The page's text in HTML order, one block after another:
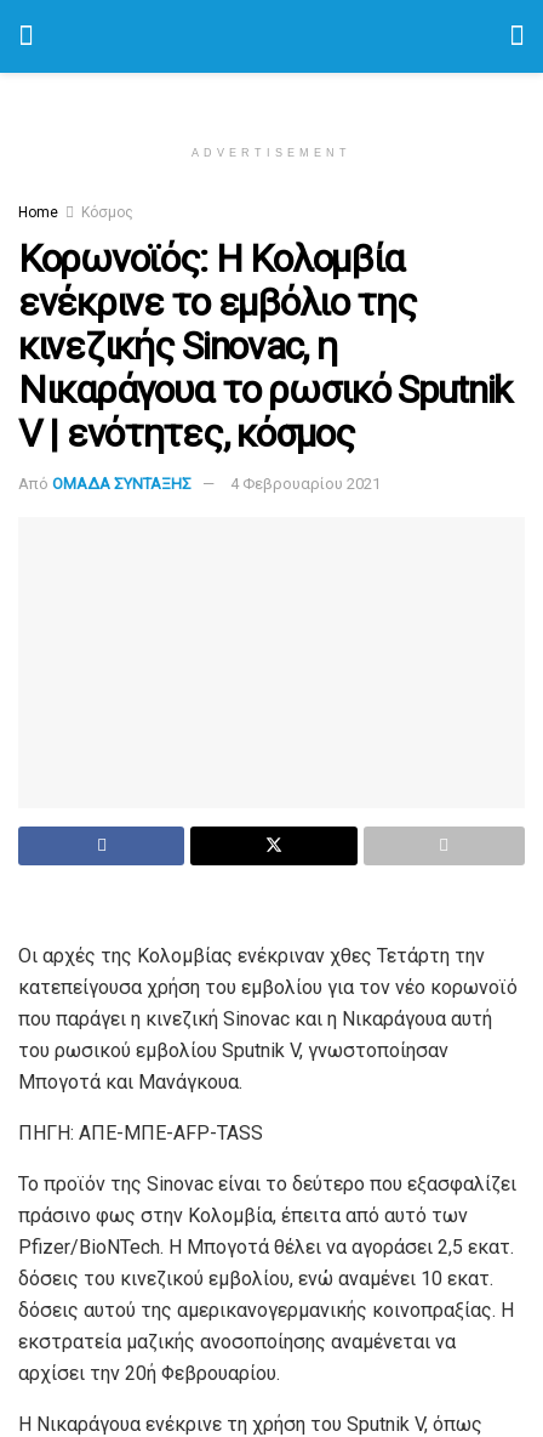
ADVERTISEMENT
Home Κόσμος
Κορωνοϊός: Η Κολομβία
ενέκρινε το εμβόλιο της
κινεζικής Sinovac, η
Νικαράγουα το ρωσικό Sputnik
V | ενότητες, κόσμος
Από ΟΜΑΔΑ ΣΥΝΤΑΞΗΣ 4 Φεβρουαρίου 2021
Οι αρχές της Κολομβίας ενέκριναν χθες Τετάρτη την
κατεπείγουσα χρήση του εμβολίου για τον νέο κορωνοϊό
που παράγει η κινεζική Sinovac και η Νικαράγουα αυτή
του ρωσικού εμβολίου Sputnik V, γνωστοποίησαν
Μπογοτά και Μανάγκουα.
ΠΗΓΗ: ΑΠΕ-ΜΠΕ-AFP-TASS
Το προϊόν της Sinovac είναι το δεύτερο που εξασφαλίζει
πράσινο φως στην Κολομβία, έπειτα από αυτό των
Pfizer/BioNTech. Η Μπογοτά θέλει να αγοράσει 2,5 εκατ.
δόσεις του κινεζικού εμβολίου, ενώ αναμένει 10 εκατ.
δόσεις αυτού της αμερικανογερμανικής κοινοπραξίας. Η
εκστρατεία μαζικής ανοσοποίησης αναμένεται να
αρχίσει την 20ή Φεβρουαρίου.
Η Νικαράγουα ενέκρινε τη χρήση του Sputnik V, όπως